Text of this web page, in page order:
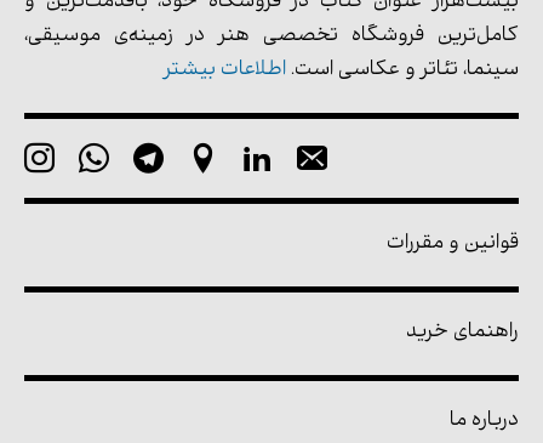
کامل‌ترین فروشگاه تخصصی هنر در زمینه‌ی موسیقی،
سینما، تئاتر و عکاسی است. اطلاعات بیشتر
قوانین و مقررات
راهنمای خرید
درباره ما